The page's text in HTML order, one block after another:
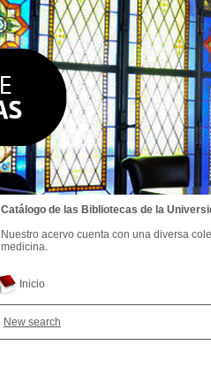
Inicio
New search
Catálogo de las Bibliotecas de la
Nuestro acervo cuenta con una diversa
medicina.